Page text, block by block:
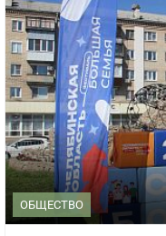
ОБЩЕСТВО